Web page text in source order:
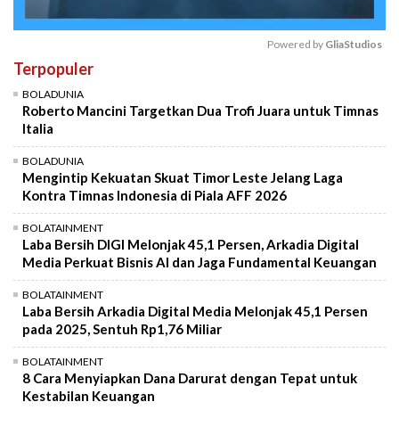
Powered by GliaStudios
Terpopuler
BOLADUNIA
Roberto Mancini Targetkan Dua Trofi Juara untuk Timnas
Italia
BOLADUNIA
Mengintip Kekuatan Skuat Timor Leste Jelang Laga
Kontra Timnas Indonesia di Piala AFF 2026
BOLATAINMENT
Laba Bersih DIGI Melonjak 45,1 Persen, Arkadia Digital
Media Perkuat Bisnis AI dan Jaga Fundamental Keuangan
BOLATAINMENT
Laba Bersih Arkadia Digital Media Melonjak 45,1 Persen
pada 2025, Sentuh Rp1,76 Miliar
BOLATAINMENT
8 Cara Menyiapkan Dana Darurat dengan Tepat untuk
Kestabilan Keuangan